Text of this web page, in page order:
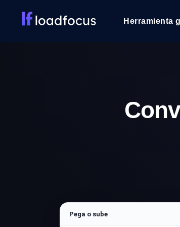
Herramienta
Pega o sube